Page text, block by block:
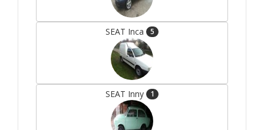
SEAT Inca 5
SEAT Inny 1